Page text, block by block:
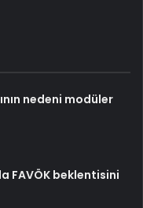
nedeni modüler
FAVÖK beklentisini